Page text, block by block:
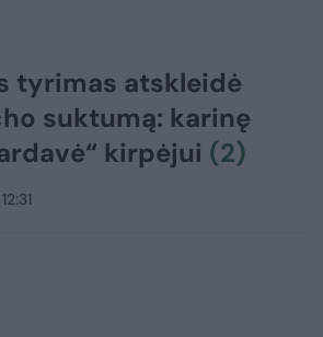
tyrimas atskleidė
suktumą: karinę
kirpėjui (2)